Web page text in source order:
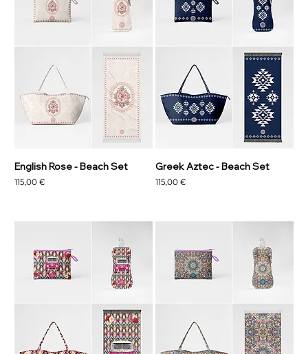
English Rose - Beach Set
Prezzo
115,00 €
Greek Aztec - Beach Set
Prezzo
115,00 €